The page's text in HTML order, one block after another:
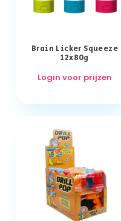
Brain Licker Squeeze
12x80g
Login voor prijzen